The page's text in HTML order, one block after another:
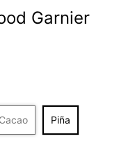
Garnier
Piña